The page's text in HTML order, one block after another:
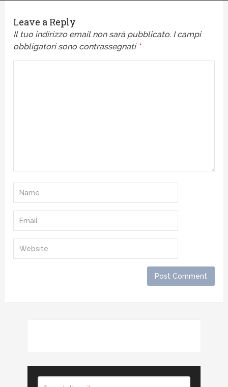
Leave a Reply
Il tuo indirizzo email non sarà pubblicato. I campi
obbligatori sono contrassegnati *